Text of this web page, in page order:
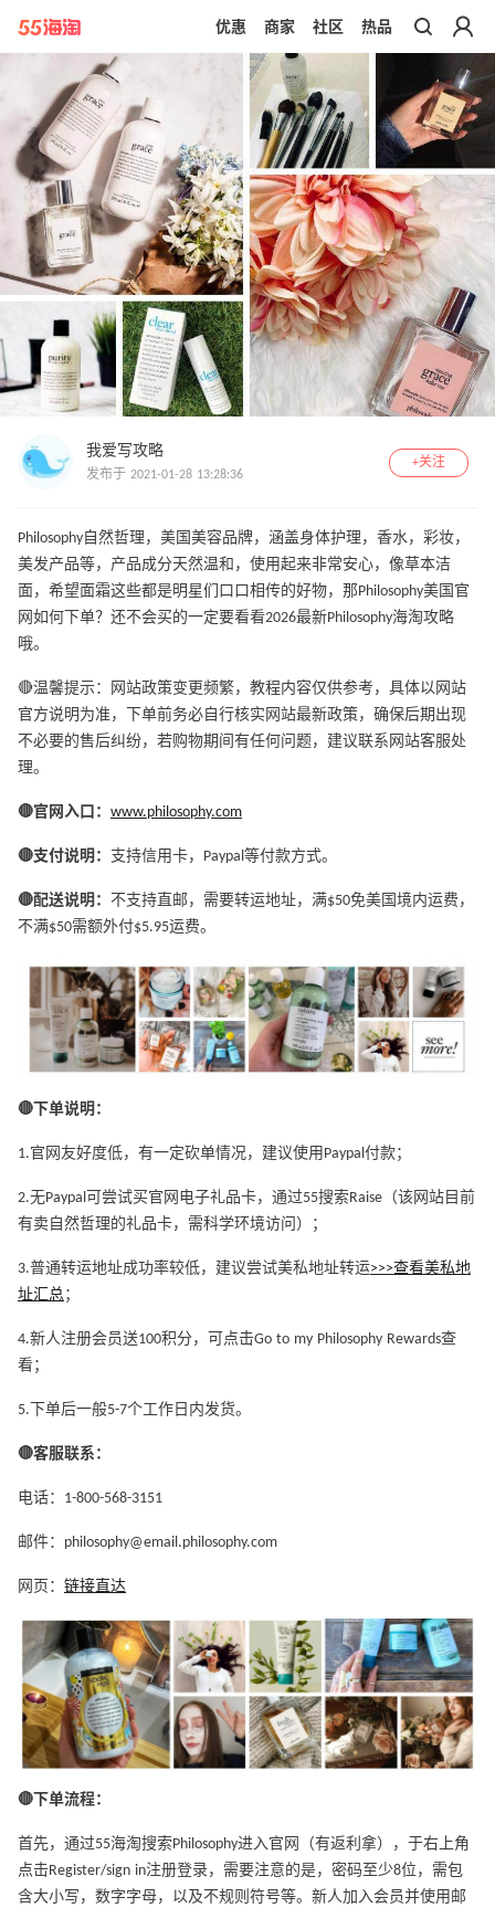
带你去官网买正品
优惠 商家 社区 热品
我爱写攻略
发布于 2021-01-28 13:28:36
+关注
Philosophy自然哲理，美国美容品牌，涵盖身体护理，香水，彩妆，
美发产品等，产品成分天然温和，使用起来非常安心，像草本洁
面，希望面霜这些都是明星们口口相传的好物，那Philosophy美国官
网如何下单？还不会买的一定要看看2026最新Philosophy海淘攻略
哦。
🔴温馨提示：网站政策变更频繁，教程内容仅供参考，具体以网站
官方说明为准，下单前务必自行核实网站最新政策，确保后期出现
不必要的售后纠纷，若购物期间有任何问题，建议联系网站客服处
理。
🔴官网入口： www.philosophy.com
🔴支付说明： 支持信用卡，Paypal等付款方式。
🔴配送说明： 不支持直邮，需要转运地址，满$50免美国境内运费，
不满$50需额外付$5.95运费。
🔴下单说明：
1.官网友好度低，有一定砍单情况，建议使用Paypal付款；
2.无Paypal可尝试买官网电子礼品卡，通过55搜索Raise（该网站目前
有卖自然哲理的礼品卡，需科学环境访问）；
3.普通转运地址成功率较低，建议尝试美私地址转运>>>查看美私地
址汇总；
4.新人注册会员送100积分，可点击Go to my Philosophy Rewards查
看；
5.下单后一般5-7个工作日内发货。
🔴客服联系：
电话：1-800-568-3151
邮件：philosophy@email.philosophy.com
网页： 链接直达
🔴下单流程：
首先，通过55海淘搜索Philosophy进入官网（有返利拿），于右上角
点击Register/sign in注册登录，需要注意的是，密码至少8位，需包
含大小写，数字字母，以及不规则符号等。新人加入会员并使用邮